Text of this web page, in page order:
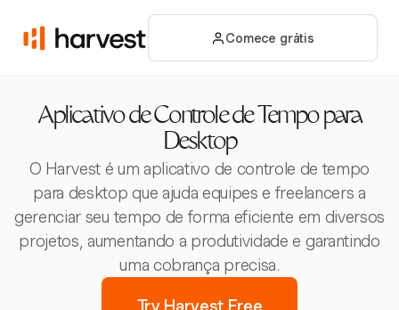
Comece grátis
Aplicativo de Controle de Tempo para
Desktop
O Harvest é um aplicativo de controle de tempo
para desktop que ajuda equipes e freelancers a
gerenciar seu tempo de forma eficiente em diversos
projetos, aumentando a produtividade e garantindo
uma cobrança precisa.
Try Harvest Free